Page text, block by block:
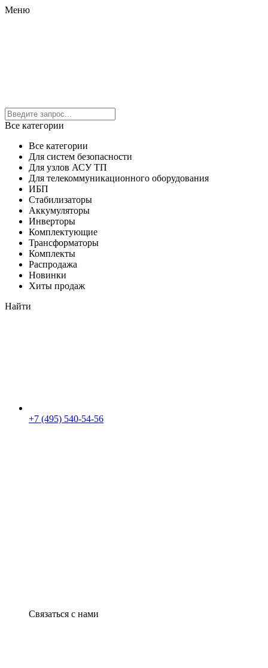
Меню
Все категории
Все категории
Для систем безопасности
Для узлов АСУ ТП
Для телекоммуникационного оборудования
ИБП
Стабилизаторы
Аккумуляторы
Инверторы
Комплектующие
Трансформаторы
Комплекты
Распродажа
Новинки
Хиты продаж
Найти
+7 (495) 540-54-56
Связаться с нами